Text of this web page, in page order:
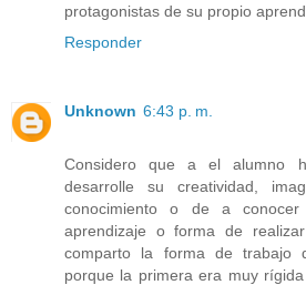
protagonistas de su propio
Responder
Unknown 6:43 p. m.
Considero que a el alumno
desarrolle su creatividad,
conocimiento o de a
aprendizaje o forma de
comparto la forma de trabajo
porque la primera era muy